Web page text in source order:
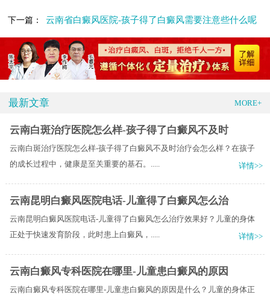
下一篇： 云南省白癜风医院-孩子得了白癜风需要注意些什么呢
最新文章 MORE+
云南白斑治疗医院怎么样-孩子得了白癜风不及时
云南白斑治疗医院怎么样-孩子得了白癜风不及时治疗会怎么样？在孩子
的成长过程中，健康是至关重要的基石。.....
详情>>
云南昆明白癜风医院电话-儿童得了白癜风怎么治
云南昆明白癜风医院电话-儿童得了白癜风怎么治疗效果好？儿童的身体
正处于快速发育阶段，此时患上白癜风，.....
详情>>
云南白癜风专科医院在哪里-儿童患白癜风的原因
云南白癜风专科医院在哪里-儿童患白癜风的原因是什么？儿童的身体正